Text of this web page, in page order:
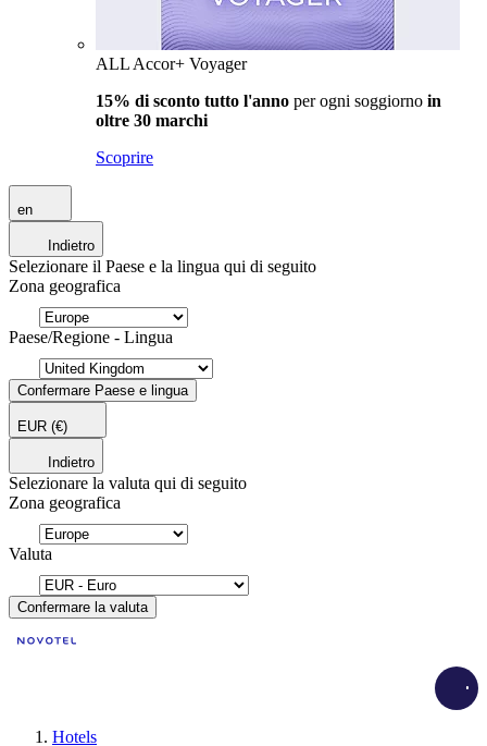
ALL Accor+ Voyager
15% di sconto tutto l'anno per ogni soggiorno in
oltre 30 marchi
Scoprire
en
Indietro
Selezionare il Paese e la lingua qui di seguito
Zona geografica
Paese/Regione - Lingua
Confermare Paese e lingua
EUR (€)
Indietro
Selezionare la valuta qui di seguito
Zona geografica
Valuta
Confermare la valuta
Hotels